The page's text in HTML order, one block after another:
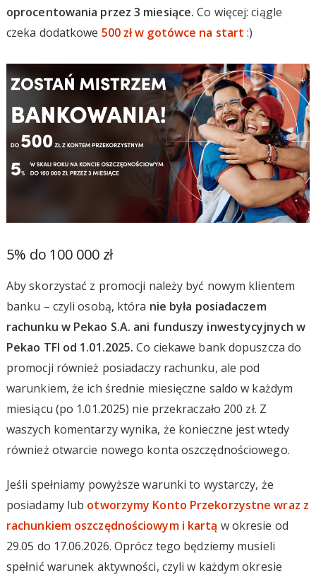
oprocentowania przez 3 miesiące. Co więcej: ciągle
czeka dodatkowe 500 zł w gotówce na start :)
5% do 100 000 zł
Aby skorzystać z promocji należy być nowym klientem
banku – czyli osobą, która nie była posiadaczem
rachunku w Pekao S.A. ani funduszy inwestycyjnych w
Pekao TFI od 1.01.2025. Co ciekawe bank dopuszcza do
promocji również posiadaczy rachunku, ale pod
warunkiem, że ich średnie miesięczne saldo w każdym
miesiącu (po 1.01.2025) nie przekraczało 200 zł. Z
waszych komentarzy wynika, że konieczne jest wtedy
również otwarcie nowego konta oszczędnościowego.
Jeśli spełniamy powyższe warunki to wystarczy, że
posiadamy lub otworzymy Konto Przekorzystne wraz z
rachunkiem oszczędnościowym i kartą w okresie od
29.05 do 17.06.2026. Oprócz tego będziemy musieli
spełnić warunek aktywności, czyli w każdym okresie